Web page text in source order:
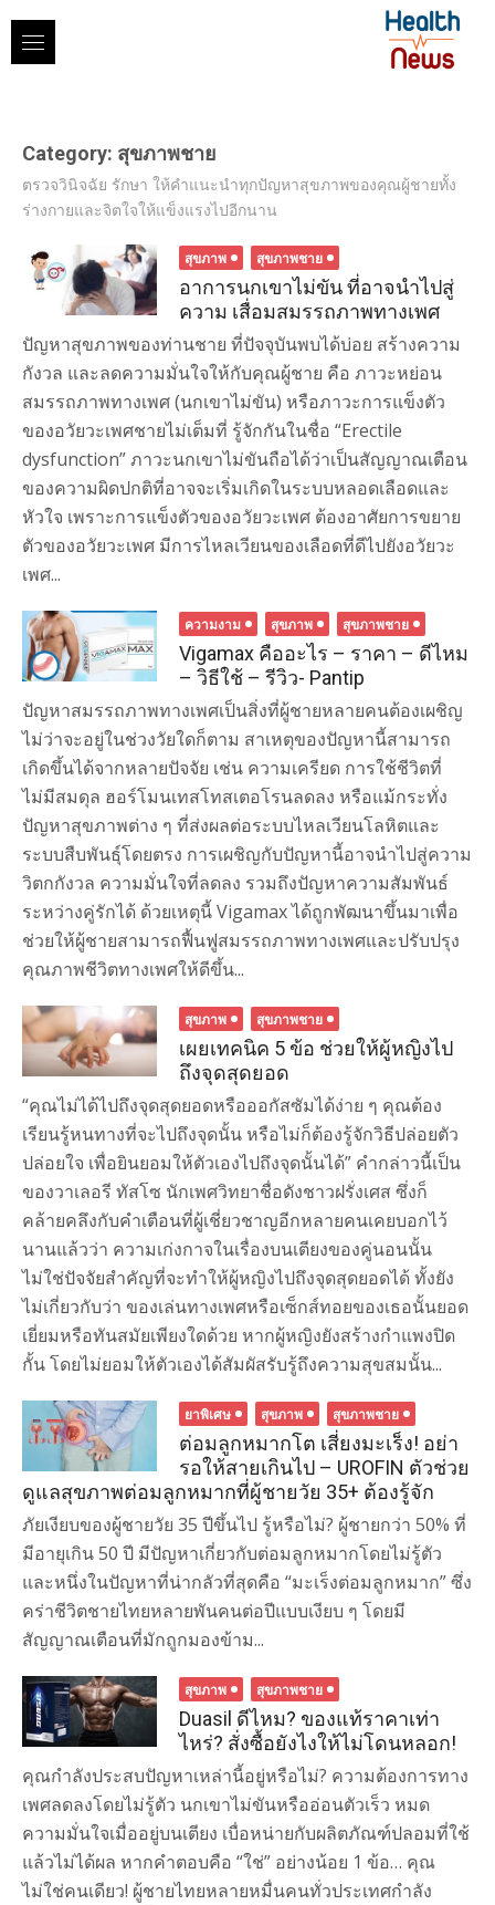
content
Category: สุขภาพชาย
ตรวจวินิจฉัย รักษา ให้คำแนะนำทุกปัญหาสุขภาพของคุณผู้ชายทั้ง
ร่างกายและจิตใจให้แข็งแรงไปอีกนาน
สุขภาพ สุขภาพชาย
อาการนกเขาไม่ขัน ที่อาจนำไปสู่
ความ เสื่อมสมรรถภาพทางเพศ
ปัญหาสุขภาพของท่านชาย ที่ปัจจุบันพบได้บ่อย สร้างความ
กังวล และลดความมั่นใจให้กับคุณผู้ชาย คือ ภาวะหย่อน
สมรรถภาพทางเพศ (นกเขาไม่ขัน) หรือภาวะการแข็งตัว
ของอวัยวะเพศชายไม่เต็มที่ รู้จักกันในชื่อ “Erectile
dysfunction” ภาวะนกเขาไม่ขันถือได้ว่าเป็นสัญญาณเตือน
ของความผิดปกติที่อาจจะเริ่มเกิดในระบบหลอดเลือดและ
หัวใจ เพราะการแข็งตัวของอวัยวะเพศ ต้องอาศัยการขยาย
ตัวของอวัยวะเพศ มีการไหลเวียนของเลือดที่ดีไปยังอวัยวะ
เพศ...
ความงาม สุขภาพ สุขภาพชาย
Vigamax คืออะไร – ราคา – ดีไหม
– วิธีใช้ – รีวิว- Pantip
ปัญหาสมรรถภาพทางเพศเป็นสิ่งที่ผู้ชายหลายคนต้องเผชิญ
ไม่ว่าจะอยู่ในช่วงวัยใดก็ตาม สาเหตุของปัญหานี้สามารถ
เกิดขึ้นได้จากหลายปัจจัย เช่น ความเครียด การใช้ชีวิตที่
ไม่มีสมดุล ฮอร์โมนเทสโทสเตอโรนลดลง หรือแม้กระทั่ง
ปัญหาสุขภาพต่าง ๆ ที่ส่งผลต่อระบบไหลเวียนโลหิตและ
ระบบสืบพันธุ์โดยตรง การเผชิญกับปัญหานี้อาจนำไปสู่ความ
วิตกกังวล ความมั่นใจที่ลดลง รวมถึงปัญหาความสัมพันธ์
ระหว่างคู่รักได้ ด้วยเหตุนี้ Vigamax ได้ถูกพัฒนาขึ้นมาเพื่อ
ช่วยให้ผู้ชายสามารถฟื้นฟูสมรรถภาพทางเพศและปรับปรุง
คุณภาพชีวิตทางเพศให้ดีขึ้น...
สุขภาพ สุขภาพชาย
เผยเทคนิค 5 ข้อ ช่วยให้ผู้หญิงไป
ถึงจุดสุดยอด
“คุณไม่ได้ไปถึงจุดสุดยอดหรือออกัสซัมได้ง่าย ๆ คุณต้อง
เรียนรู้หนทางที่จะไปถึงจุดนั้น หรือไม่ก็ต้องรู้จักวิธีปล่อยตัว
ปล่อยใจ เพื่อยินยอมให้ตัวเองไปถึงจุดนั้นได้” คำกล่าวนี้เป็น
ของวาเลอรี ทัสโซ นักเพศวิทยาชื่อดังชาวฝรั่งเศส ซึ่งก็
คล้ายคลึงกับคำเตือนที่ผู้เชี่ยวชาญอีกหลายคนเคยบอกไว้
นานแล้วว่า ความเก่งกาจในเรื่องบนเตียงของคู่นอนนั้น
ไม่ใช่ปัจจัยสำคัญที่จะทำให้ผู้หญิงไปถึงจุดสุดยอดได้ ทั้งยัง
ไม่เกี่ยวกับว่า ของเล่นทางเพศหรือเซ็กส์ทอยของเธอนั้นยอด
เยี่ยมหรือทันสมัยเพียงใดด้วย หากผู้หญิงยังสร้างกำแพงปิด
กั้น โดยไม่ยอมให้ตัวเองได้สัมผัสรับรู้ถึงความสุขสมนั้น...
ยาพิเศษ สุขภาพ สุขภาพชาย
ต่อมลูกหมากโต เสี่ยงมะเร็ง! อย่า
รอให้สายเกินไป – UROFIN ตัวช่วย
ดูแลสุขภาพต่อมลูกหมากที่ผู้ชายวัย 35+ ต้องรู้จัก
ภัยเงียบของผู้ชายวัย 35 ปีขึ้นไป รู้หรือไม่? ผู้ชายกว่า 50% ที่
มีอายุเกิน 50 ปี มีปัญหาเกี่ยวกับต่อมลูกหมากโดยไม่รู้ตัว
และหนึ่งในปัญหาที่น่ากลัวที่สุดคือ “มะเร็งต่อมลูกหมาก” ซึ่ง
คร่าชีวิตชายไทยหลายพันคนต่อปีแบบเงียบ ๆ โดยมี
สัญญาณเตือนที่มักถูกมองข้าม...
สุขภาพ สุขภาพชาย
Duasil ดีไหม? ของแท้ราคาเท่า
ไหร่? สั่งซื้อยังไงให้ไม่โดนหลอก!
คุณกำลังประสบปัญหาเหล่านี้อยู่หรือไม่? ความต้องการทาง
เพศลดลงโดยไม่รู้ตัว นกเขาไม่ขันหรืออ่อนตัวเร็ว หมด
ความมั่นใจเมื่ออยู่บนเตียง เบื่อหน่ายกับผลิตภัณฑ์ปลอมที่ใช้
แล้วไม่ได้ผล หากคำตอบคือ “ใช่” อย่างน้อย 1 ข้อ… คุณ
ไม่ใช่คนเดียว! ผู้ชายไทยหลายหมื่นคนทั่วประเทศกำลัง